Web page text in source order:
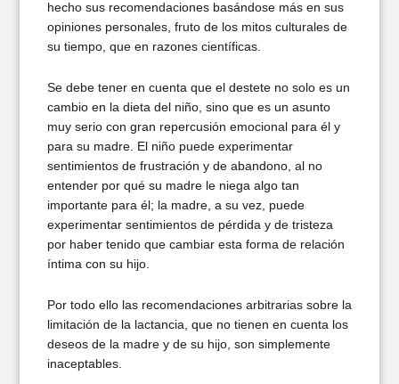
hecho sus recomendaciones basándose más en sus
opiniones personales, fruto de los mitos culturales de
su tiempo, que en razones científicas.
Se debe tener en cuenta que el destete no solo es un
cambio en la dieta del niño, sino que es un asunto
muy serio con gran repercusión emocional para él y
para su madre. El niño puede experimentar
sentimientos de frustración y de abandono, al no
entender por qué su madre le niega algo tan
importante para él; la madre, a su vez, puede
experimentar sentimientos de pérdida y de tristeza
por haber tenido que cambiar esta forma de relación
íntima con su hijo.
Por todo ello las recomendaciones arbitrarias sobre la
limitación de la lactancia, que no tienen en cuenta los
deseos de la madre y de su hijo, son simplemente
inaceptables.